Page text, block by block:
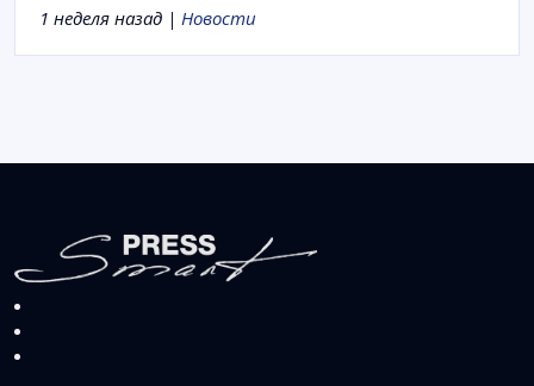
1 неделя назад | Новости